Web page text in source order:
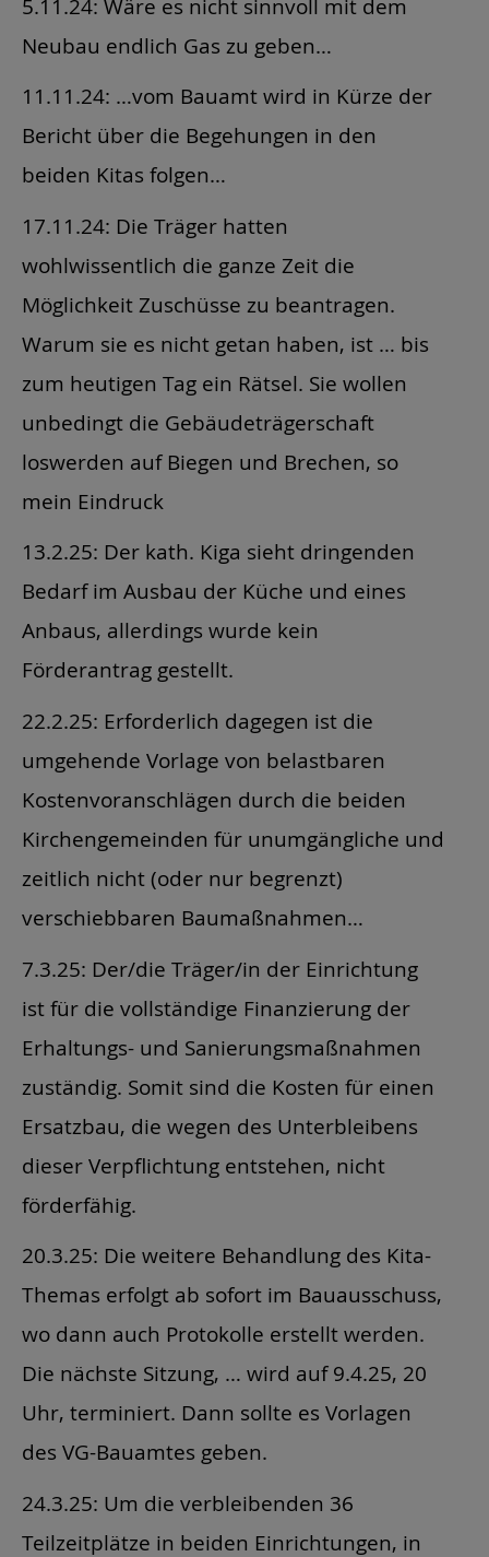
5.11.24: Wäre es nicht sinnvoll mit dem
Neubau endlich Gas zu geben…
11.11.24: …vom Bauamt wird in Kürze der
Bericht über die Begehungen in den
beiden Kitas folgen…
17.11.24: Die Träger hatten
wohlwissentlich die ganze Zeit die
Möglichkeit Zuschüsse zu beantragen.
Warum sie es nicht getan haben, ist … bis
zum heutigen Tag ein Rätsel. Sie wollen
unbedingt die Gebäudeträgerschaft
loswerden auf Biegen und Brechen, so
mein Eindruck
13.2.25: Der kath. Kiga sieht dringenden
Bedarf im Ausbau der Küche und eines
Anbaus, allerdings wurde kein
Förderantrag gestellt.
22.2.25: Erforderlich dagegen ist die
umgehende Vorlage von belastbaren
Kostenvoranschlägen durch die beiden
Kirchengemeinden für unumgängliche und
zeitlich nicht (oder nur begrenzt)
verschiebbaren Baumaßnahmen…
7.3.25: Der/die Träger/in der Einrichtung
ist für die vollständige Finanzierung der
Erhaltungs- und Sanierungsmaßnahmen
zuständig. Somit sind die Kosten für einen
Ersatzbau, die wegen des Unterbleibens
dieser Verpflichtung entstehen, nicht
förderfähig.
20.3.25: Die weitere Behandlung des Kita-
Themas erfolgt ab sofort im Bauausschuss,
wo dann auch Protokolle erstellt werden.
Die nächste Sitzung, … wird auf 9.4.25, 20
Uhr, terminiert. Dann sollte es Vorlagen
des VG-Bauamtes geben.
24.3.25: Um die verbleibenden 36
Teilzeitplätze in beiden Einrichtungen, in